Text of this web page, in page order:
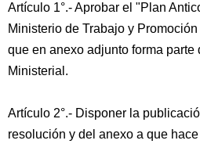
Artículo 1°.- Aprobar el "Plan
Ministerio de Trabajo y
que en anexo adjunto forma
Ministerial.
Artículo 2°.- Disponer la
resolución y del anexo a que